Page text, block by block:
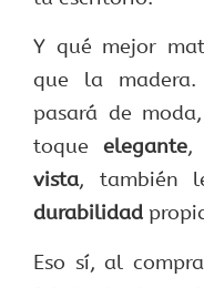
Y qué mejor
que la
pasará de
toqueelegante
vista, también
durabilidad
Eso sí, al